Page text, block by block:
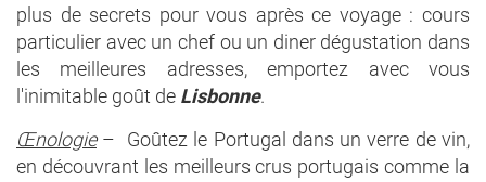
plus de secrets pour vous après ce voyage : cours
particulier avec un chef ou un diner dégustation dans
les meilleures adresses, emportez avec vous
l'inimitable goût de Lisbonne.
Œnologie– Goûtez le Portugal dans un verre de vin,
en découvrant les meilleurs crus portugais comme la